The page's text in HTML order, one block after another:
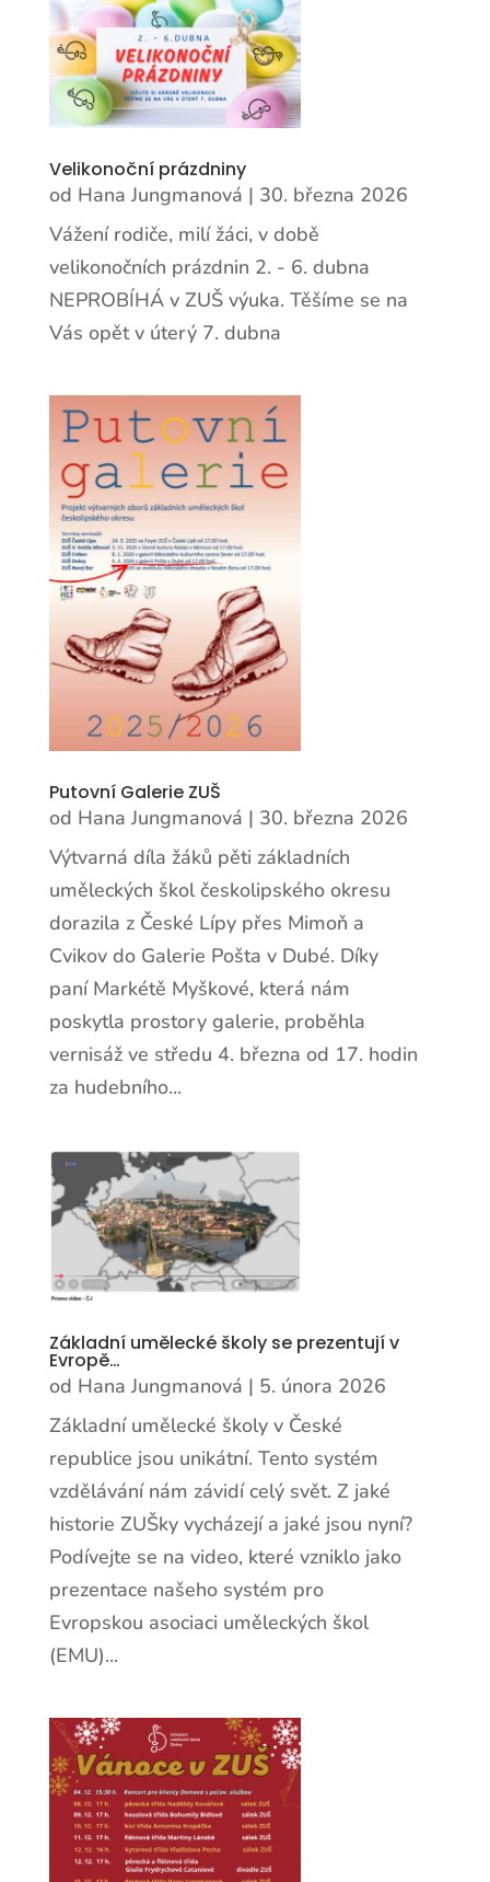
Velikonoční prázdniny
od Hana Jungmanová | 30. března 2026
Vážení rodiče, milí žáci, v době
velikonočních prázdnin 2. - 6. dubna
NEPROBÍHÁ v ZUŠ výuka. Těšíme se na
Vás opět v úterý 7. dubna
Putovní Galerie ZUŠ
od Hana Jungmanová | 30. března 2026
Výtvarná díla žáků pěti základních
uměleckých škol českolipského okresu
dorazila z České Lípy přes Mimoň a
Cvikov do Galerie Pošta v Dubé. Díky
paní Markétě Myškové, která nám
poskytla prostory galerie, proběhla
vernisáž ve středu 4. března od 17. hodin
za hudebního...
Základní umělecké školy se prezentují v
Evropě…
od Hana Jungmanová | 5. února 2026
Základní umělecké školy v České
republice jsou unikátní. Tento systém
vzdělávání nám závidí celý svět. Z jaké
historie ZUŠky vycházejí a jaké jsou nyní?
Podívejte se na video, které vzniklo jako
prezentace našeho systém pro
Evropskou asociaci uměleckých škol
(EMU)...